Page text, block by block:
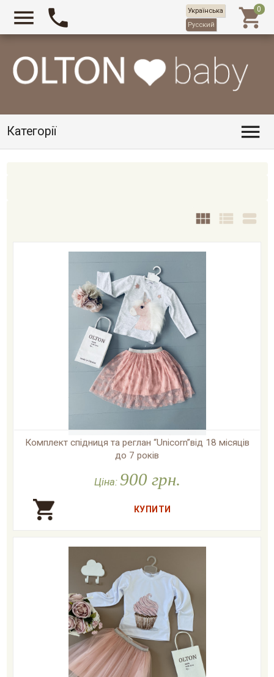
Категорії 
  
  
Комплект спідниця та реглан “Unicorn”від 18 місяців
до 7 років
У наявності
Ціна: 900 грн.
Українська
Русский